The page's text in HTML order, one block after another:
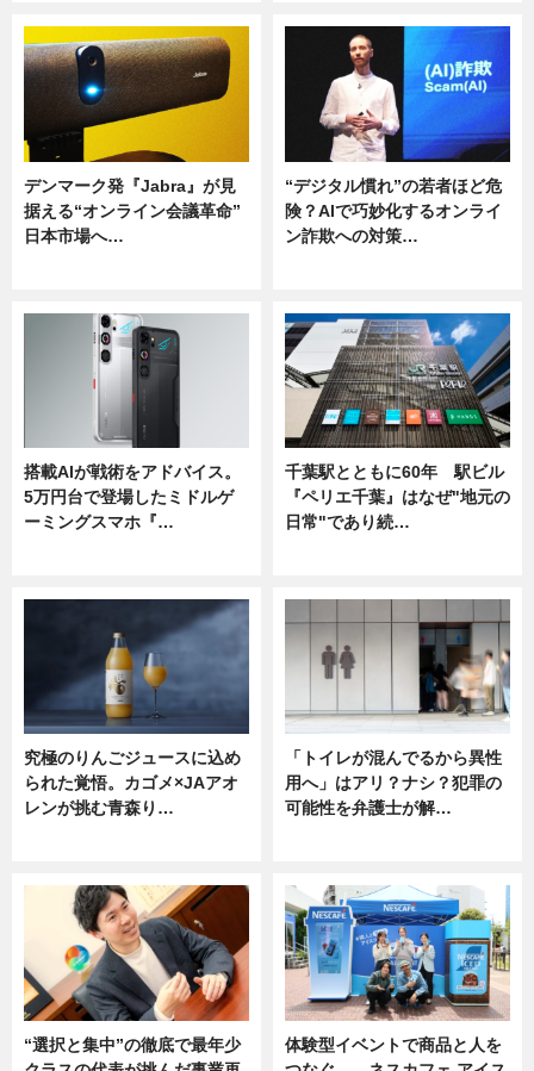
デンマーク発『Jabra』が見
据える“オンライン会議革命”
日本市場へ…
“デジタル慣れ”の若者ほど危
険？AIで巧妙化するオンライ
ン詐欺への対策…
搭載AIが戦術をアドバイス。
5万円台で登場したミドルゲ
ーミングスマホ『…
千葉駅とともに60年 駅ビル
『ペリエ千葉』はなぜ"地元の
日常"であり続…
究極のりんごジュースに込め
られた覚悟。カゴメ×JAアオ
レンが挑む青森り…
「トイレが混んでるから異性
用へ」はアリ？ナシ？犯罪の
可能性を弁護士が解…
“選択と集中”の徹底で最年少
体験型イベントで商品と人を